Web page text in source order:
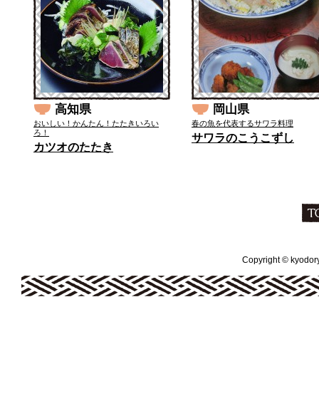
高知県
おいしい！かんたん！たたきいろい
ろ！
カツオのたたき
岡山県
春の魚を代表するサワラ料理
サワラのこうこずし
Copyright ©